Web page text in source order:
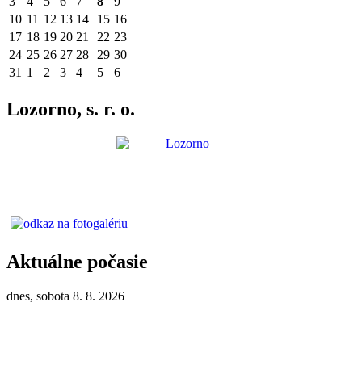
10 11 12 13 14 15 16
17 18 19 20 21 22 23
24 25 26 27 28 29 30
31 1 2 3 4 5 6
Lozorno, s. r. o.
Aktuálne počasie
dnes, sobota 8. 8. 2026